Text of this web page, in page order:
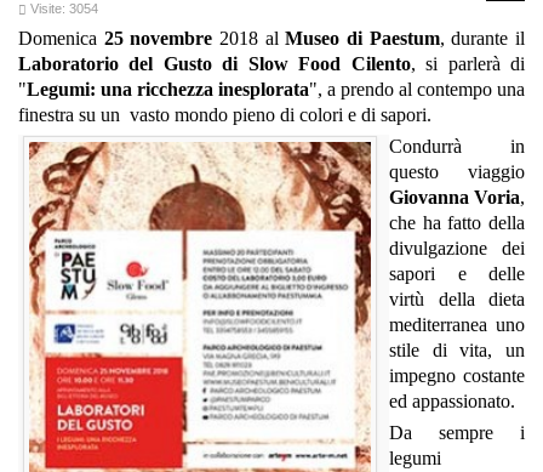
Visite: 3054
Domenica 25 novembre 2018 alMuseo di Paestum, durante il
Laboratorio del Gusto di Slow Food Cilento, si parlerà di
"Legumi: una ricchezza inesplorata", a prendo al contempo una
finestra su un vasto mondo pieno di colori e di sapori.
Condurrà in
questo viaggio
Giovanna Voria,
che ha fatto della
divulgazione dei
sapori e delle
virtù della dieta
mediterranea uno
stile di vita, un
impegno costante
ed appassionato.
Da sempre i
legumi